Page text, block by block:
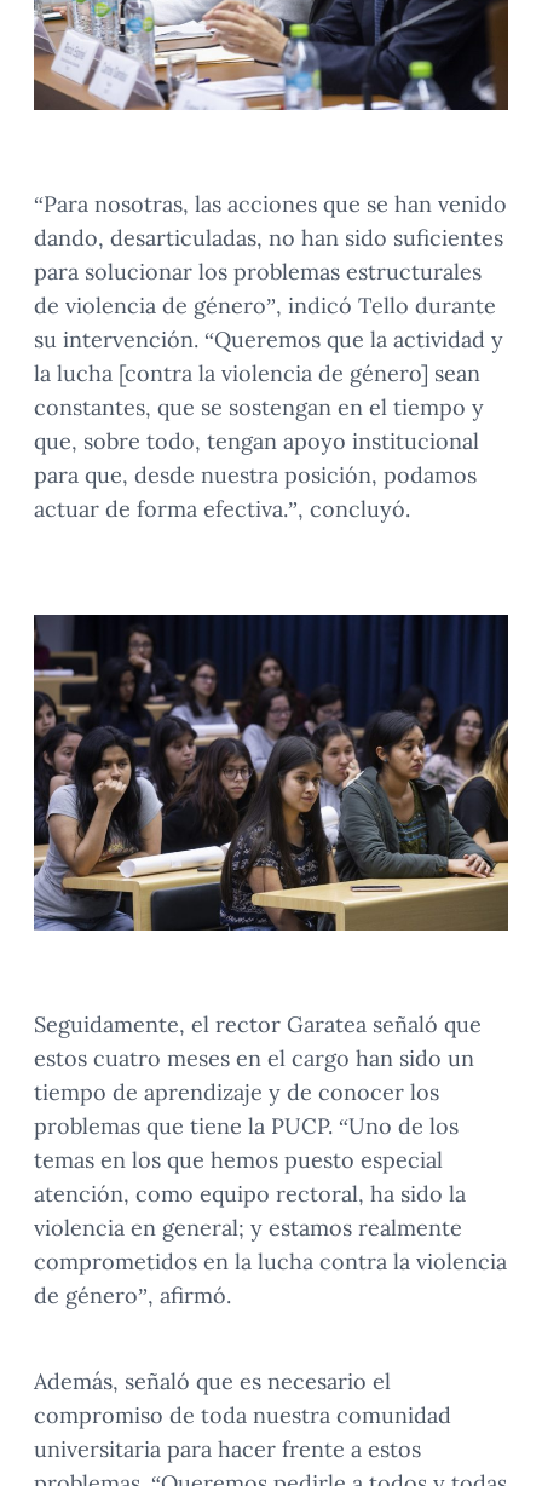
“Para nosotras, las acciones que se han venido
dando, desarticuladas, no han sido suficientes
para solucionar los problemas estructurales
de violencia de género”, indicó Tello durante
su intervención. “Queremos que la actividad y
la lucha [contra la violencia de género] sean
constantes, que se sostengan en el tiempo y
que, sobre todo, tengan apoyo institucional
para que, desde nuestra posición, podamos
actuar de forma efectiva.”, concluyó.
Seguidamente, el rector Garatea señaló que
estos cuatro meses en el cargo han sido un
tiempo de aprendizaje y de conocer los
problemas que tiene la PUCP. “Uno de los
temas en los que hemos puesto especial
atención, como equipo rectoral, ha sido la
violencia en general; y estamos realmente
comprometidos en la lucha contra la violencia
de género”, afirmó.
Además, señaló que es necesario el
compromiso de toda nuestra comunidad
universitaria para hacer frente a estos